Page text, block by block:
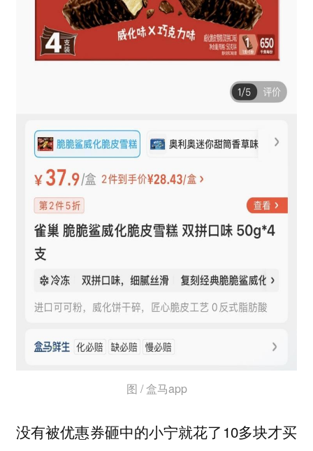
图 / 盒马app
没有被优惠券砸中的小宁就花了10多块才买